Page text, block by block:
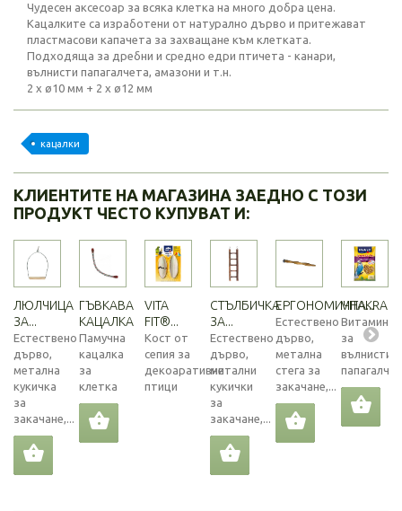
Чудесен аксесоар за всяка клетка на много добра цена.
Кацалките са изработени от натурално дърво и притежават
пластмасови капачета за захващане към клетката.
Подходяща за дребни и средно едри птичета - канари,
вълнисти папагалчета, амазони и т.н.
2 х ø10 мм + 2 х ø12 мм
кацалки
КЛИЕНТИТЕ НА МАГАЗИНА ЗАЕДНО С ТОЗИ
ПРОДУКТ ЧЕСТО КУПУВАТ И:
ЛЮЛЧИЦА
ЗА...
Естествено
дърво,
метална
кукичка
за
закачане,...
ГЪВКАВА
КАЦАЛКА
Памучна
кацалка
за
клетка
VITA
FIT®...
Кост от
сепия за
декоаративни
птици
СТЪЛБИЧКА
ЗА...
Естествено
дърво,
метални
кукички
за
закачане,...
ЕРГОНОМИЧНА...
Естествено
дърво,
метална
стега за
закачане,...
Витамини
за
вълнисти